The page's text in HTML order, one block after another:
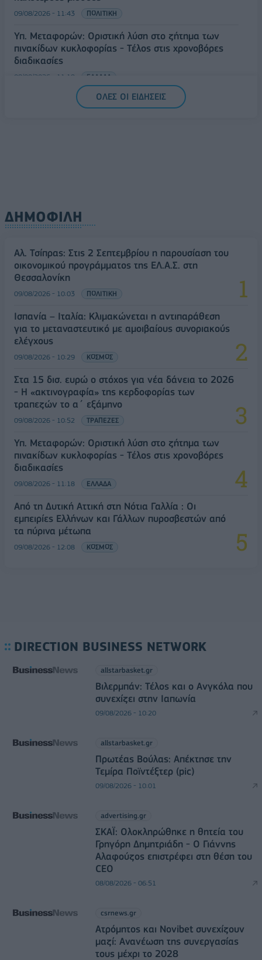
09/08/2026 - 11:43 ΠΟΛΙΤΙΚΗ
Υπ. Μεταφορών: Οριστική λύση στο ζήτημα των
πινακίδων κυκλοφορίας - Τέλος στις χρονοβόρες
διαδικασίες
09/08/2026 - 11:18 ΕΛΛΑΔΑ
Στα 15 δισ. ευρώ ο στόχος για νέα δάνεια το 2026
- Η «ακτινογραφία» της κερδοφορίας των
ΟΛΕΣ ΟΙ ΕΙΔΗΣΕΙΣ
ΔΗΜΟΦΙΛΗ
Αλ. Τσίπρας: Στις 2 Σεπτεμβρίου η παρουσίαση του
οικονομικού προγράμματος της ΕΛ.Α.Σ. στη
Θεσσαλονίκη
09/08/2026 - 10:03 ΠΟΛΙΤΙΚΗ
Ισπανία – Ιταλία: Κλιμακώνεται η αντιπαράθεση
για το μεταναστευτικό με αμοιβαίους συνοριακούς
ελέγχους
09/08/2026 - 10:29 ΚΟΣΜΟΣ
Στα 15 δισ. ευρώ ο στόχος για νέα δάνεια το 2026
- Η «ακτινογραφία» της κερδοφορίας των
τραπεζών το α΄ εξάμηνο
09/08/2026 - 10:52 ΤΡΑΠΕΖΕΣ
Υπ. Μεταφορών: Οριστική λύση στο ζήτημα των
πινακίδων κυκλοφορίας - Τέλος στις χρονοβόρες
διαδικασίες
09/08/2026 - 11:18 ΕΛΛΑΔΑ
Από τη Δυτική Αττική στη Νότια Γαλλία : Οι
εμπειρίες Ελλήνων και Γάλλων πυροσβεστών από
τα πύρινα μέτωπα
09/08/2026 - 12:08 ΚΟΣΜΟΣ
DIRECTION BUSINESS NETWORK
allstarbasket.gr
Βιλερμπάν: Τέλος και ο Ανγκόλα που
συνεχίζει στην Ιαπωνία
09/08/2026 - 10:20
allstarbasket.gr
Πρωτέας Βούλας: Απέκτησε την
Τεμίρα Ποϊντέξτερ (pic)
09/08/2026 - 10:01
advertising.gr
ΣΚΑΪ: Ολοκληρώθηκε η θητεία του
Γρηγόρη Δημητριάδη - Ο Γιάννης
Αλαφούζος επιστρέφει στη θέση του
CEO
08/08/2026 - 06:51
csrnews.gr
Ατρόμητος και Novibet συνεχίζουν
μαζί: Ανανέωση της συνεργασίας
τους μέχρι το 2028